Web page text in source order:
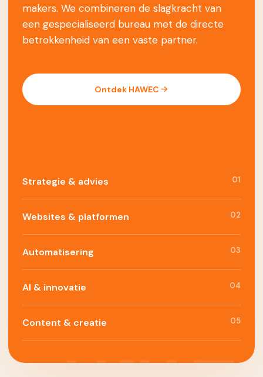
makers. We combineren de slagkracht van
een gespecialiseerd bureau met de directe
betrokkenheid van een vaste partner.
Ontdek HAWEC
Strategie & advies 01
Websites & platformen 02
Automatisering 03
AI & innovatie 04
Content & creatie 05